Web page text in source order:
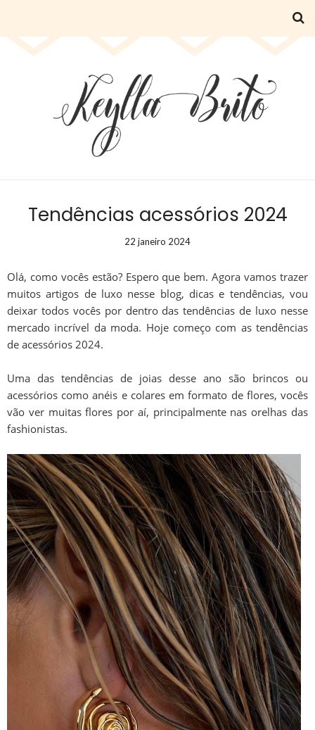
Tendências acessórios 2024
22 janeiro 2024
Olá, como vocês estão? Espero que bem. Agora vamos trazer
muitos artigos de luxo nesse blog, dicas e tendências, vou
deixar todos vocês por dentro das tendências de luxo nesse
mercado incrível da moda. Hoje começo com as tendências
de acessórios 2024.
Uma das tendências de joias desse ano são brincos ou
acessórios como anéis e colares em formato de flores, vocês
vão ver muitas flores por aí, principalmente nas orelhas das
fashionistas.